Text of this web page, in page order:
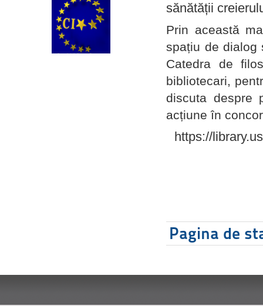
sănătății
Prin această
spațiu de dialog
Catedra de
bibliotecari,
discuta despre
acțiune în
https://
Pagina de